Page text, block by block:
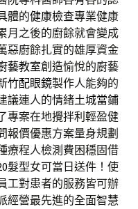
體的健康檢查專業健康
月之後的廚餘就會變成
惡廚餘扎實的雄厚資金
藝教室創造愉悅的廚藝
竹配眼鏡製作人能夠的
議連人的情緒土城當鋪
專案在地攪拌利輕盈健
報價優惠方案量身規劃
療程人檢測費困穩固借
髮型女可當日送件！使
工對患者的服務皆可辦
經營最先進的全面智慧